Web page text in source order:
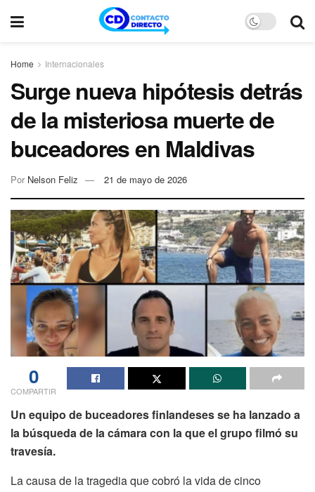
Home Internacionales
Surge nueva hipótesis detrás
de la misteriosa muerte de
buceadores en Maldivas
Por Nelson Feliz 21 de mayo de 2026
0
COMPARTIR
Un equipo de buceadores finlandeses se ha lanzado a
la búsqueda de la cámara con la que el grupo filmó su
travesía.
La causa de la tragedia que cobró la vida de cinco